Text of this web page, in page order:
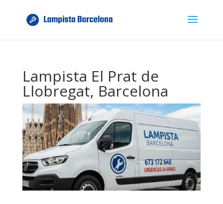
Lampista El Prat de
Llobregat, Barcelona